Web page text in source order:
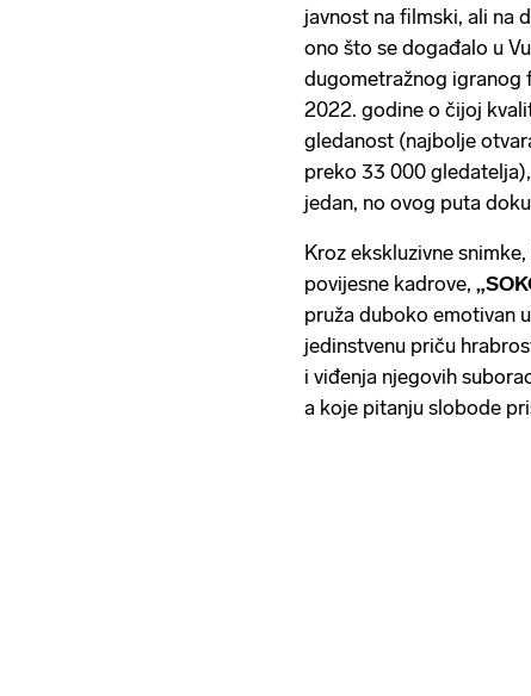
javnost na filmski, ali na
ono što se događalo u
dugometražnog igranog
2022. godine o čijoj
gledanost (najbolje
preko 33 000 gledatelja),
jedan, no ovog puta
Kroz ekskluzivne
povijesne kadrove,
pruža duboko emotivan
jedinstvenu priču
i viđenja njegovih
a koje pitanju slobode